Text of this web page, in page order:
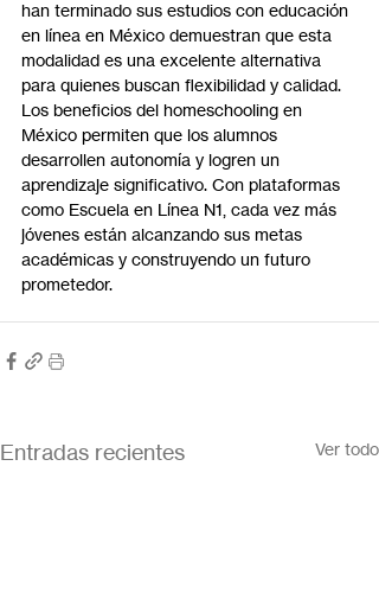
han terminado sus estudios con educación
en línea en México demuestran que esta
modalidad es una excelente alternativa
para quienes buscan flexibilidad y calidad.
Los beneficios del homeschooling en
México permiten que los alumnos
desarrollen autonomía y logren un
aprendizaje significativo. Con plataformas
como Escuela en Línea N1, cada vez más
jóvenes están alcanzando sus metas
académicas y construyendo un futuro
prometedor.
Entradas recientes Ver todo